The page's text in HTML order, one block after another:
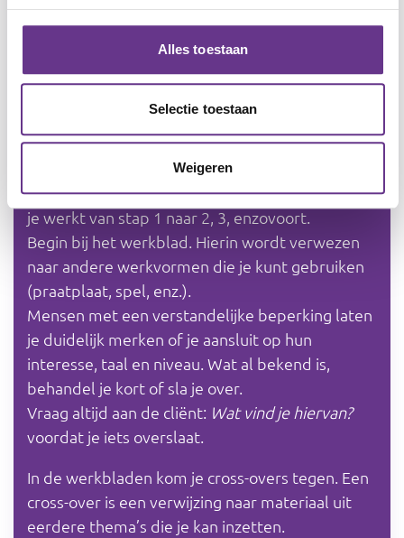
Alles toestaan
Selectie toestaan
Weigeren
ik. Of maak een cross-over naar vriendschap en
De eerste stap is het maken van een profiel: wie
ben ik, wat zoek ik?
Hoe bouw je het op? en crossovers
De opbouw van het materiaal is chronologisch:
je werkt van stap 1 naar 2, 3, enzovoort.
Begin bij het werkblad. Hierin wordt verwezen
naar andere werkvormen die je kunt gebruiken
(praatplaat, spel, enz.).
Mensen met een verstandelijke beperking laten
je duidelijk merken of je aansluit op hun
interesse, taal en niveau. Wat al bekend is,
behandel je kort of sla je over.
Vraag altijd aan de cliënt: Wat vind je hiervan?
voordat je iets overslaat.
In de werkbladen kom je cross-overs tegen. Een
cross-over is een verwijzing naar materiaal uit
eerdere thema’s die je kan inzetten.